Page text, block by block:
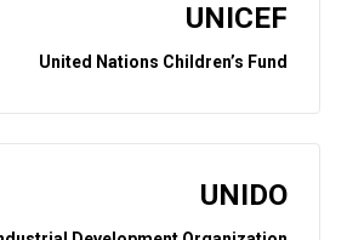
UNICEF
United Nations Children’s Fund
UNIDO